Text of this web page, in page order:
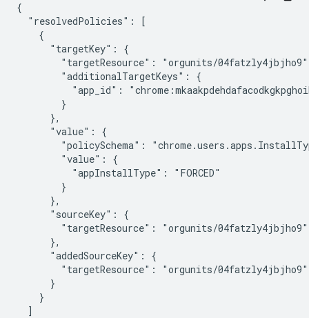
{
  "resolvedPolicies": [
    {
      "targetKey": {
"targetResource": "orgunits/
        "additionalTargetKeys": {
"app_id":
        }
      },
      "value": {
"policySchema":
        "value": {
          "appInstallType": "FORCED"
        }
      },
      "sourceKey": {
        "targetResource": "orgunits/04fatzly4jbjho9"
      },
      "addedSourceKey": {
        "targetResource": "orgunits/04fatzly4jbjho9"
      }
    }
  ]